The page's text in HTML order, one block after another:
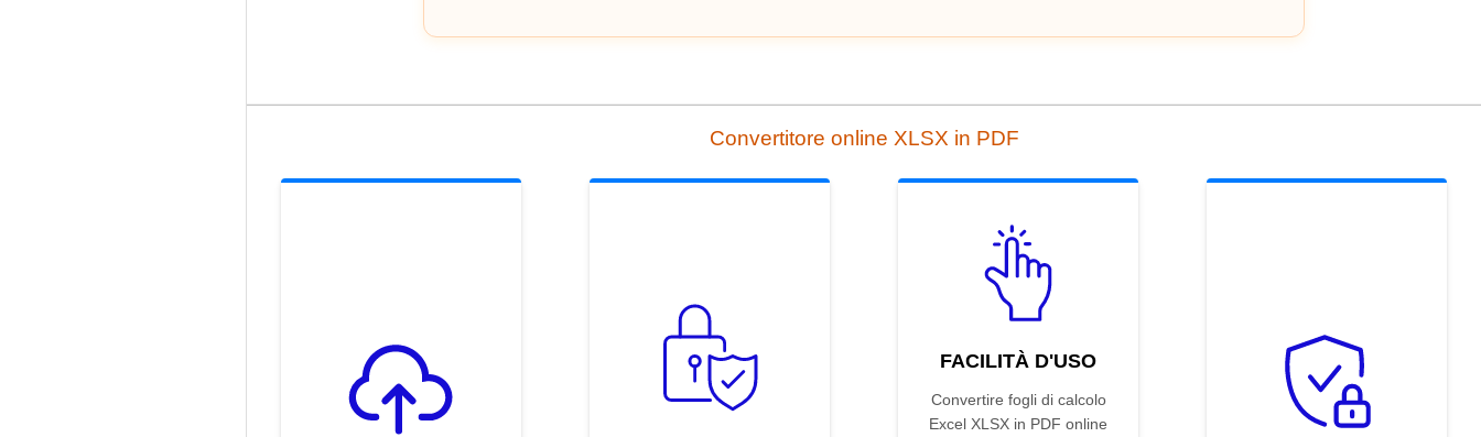
Convertitore online XLSX in PDF
FACILITÀ D'USO
Convertire fogli di calcolo
Excel XLSX in PDF online